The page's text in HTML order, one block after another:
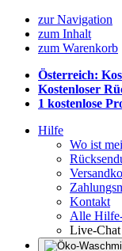
zur Navigation
zum Inhalt
zum Warenkorb
Österreich:
Kostenloser
1 kostenlose
Hilfe
Wo ist
Kontakt
Alle
Live-Chat